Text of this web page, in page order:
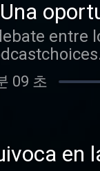
entre
09 초
en